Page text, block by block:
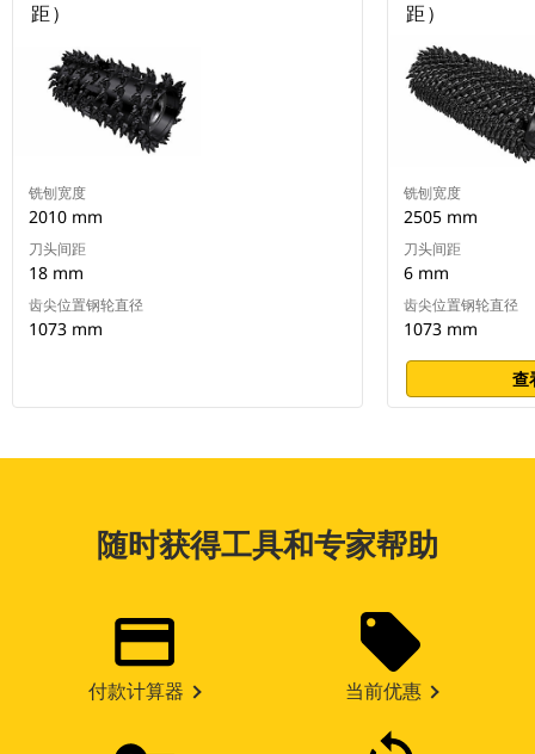
距）
铣刨宽度
2010 mm
刀头间距
18 mm
齿尖位置钢轮直径
1073 mm
距）
铣刨宽度
2505 mm
刀头间距
6 mm
齿尖位置钢轮直径
1073 mm
查
随时获得工具和专家帮助
付款计算器 当前优惠